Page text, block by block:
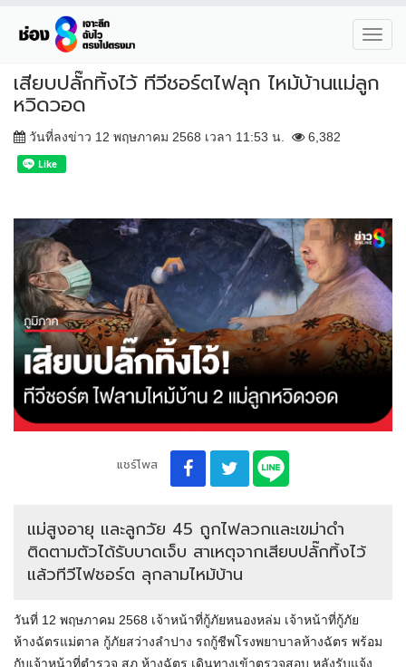
เสียบปลั๊กทิ้งไว้ ทีวีชอร์ตไฟลุก ไหม้บ้านแม่ลูก
หวิดวอด
วันที่ลงข่าว 12 พฤษภาคม 2568 เวลา 11:53 น. 6,382
แชร์โพส
แม่สูงอายุ และลูกวัย 45 ถูกไฟลวกและเขม่าดำ
ติดตามตัวได้รับบาดเจ็บ สาเหตุจากเสียบปลั๊กทิ้งไว้
แล้วทีวีไฟชอร์ต ลุกลามไหม้บ้าน
วันที่ 12 พฤษภาคม 2568 เจ้าหน้าที่กู้ภัยหนองหล่ม เจ้าหน้าที่กู้ภัย
ห้างฉัตรแม่ตาล กู้ภัยสว่างลำปาง รถกู้ชีพโรงพยาบาลห้างฉัตร พร้อม
กับเจ้าหน้าที่ตำรวจ สภ.ห้างฉัตร เดินทางเข้าตรวจสอบ หลังรับแจ้ง